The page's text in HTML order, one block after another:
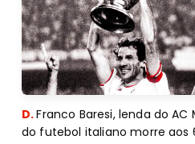
D.Franco Baresi, lenda do AC
do futebol italiano morre aos